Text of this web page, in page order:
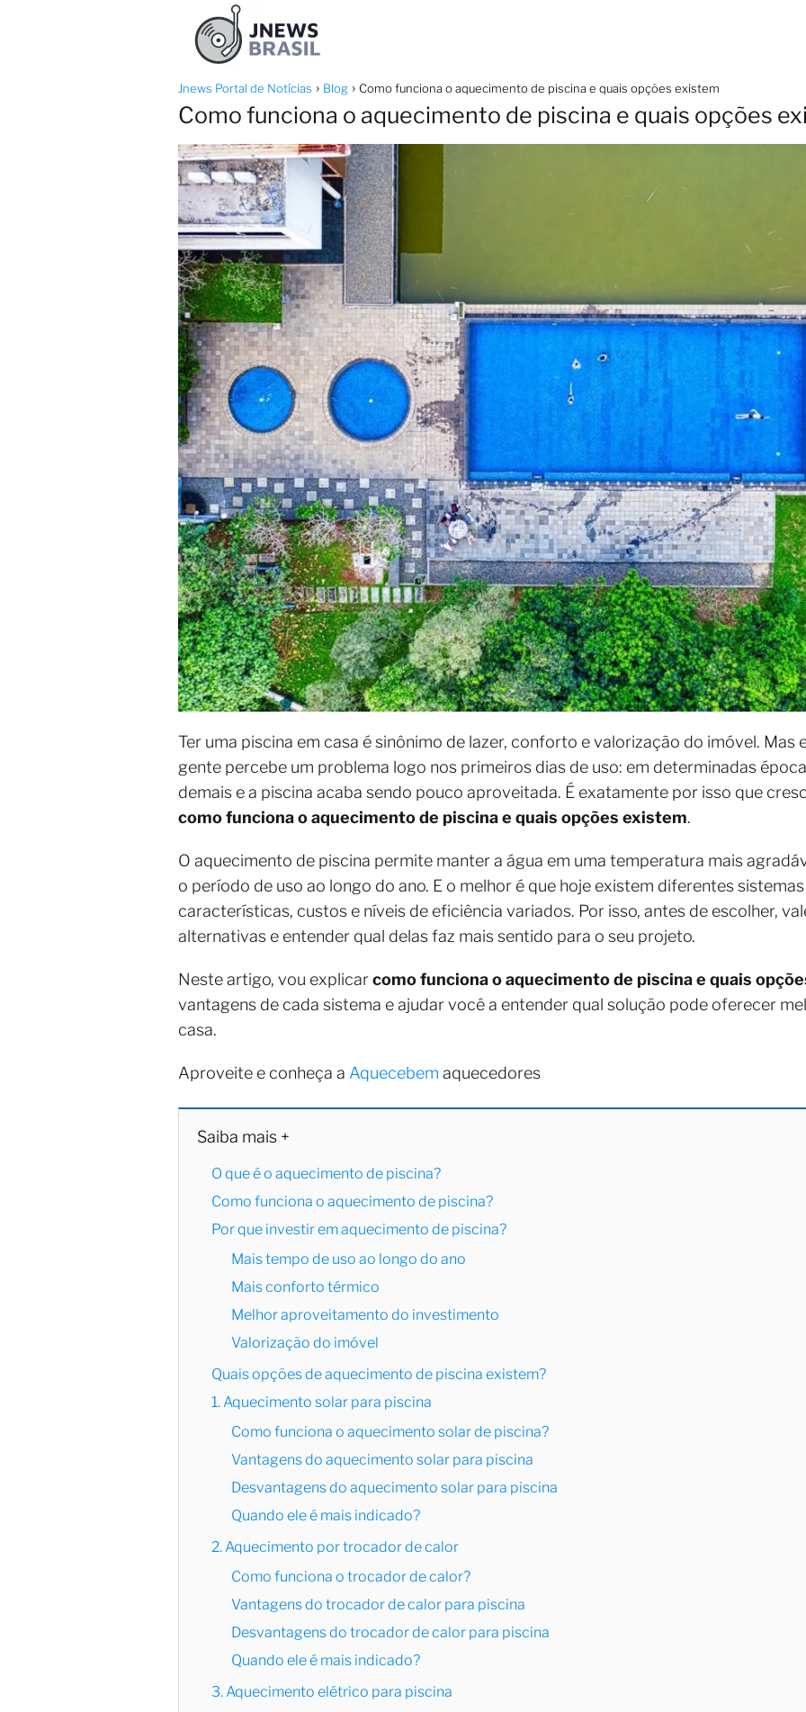
Jnews Portal de Notícias Blog Como funciona o aquecimento de piscina e quais opções existem
Como funciona o aquecimento de piscina e quais opções
Ter uma piscina em casa é sinônimo de lazer, conforto e valorização do imóvel. Mas
gente percebe um problema logo nos primeiros dias de uso: em determinadas
demais e a piscina acaba sendo pouco aproveitada. É exatamente por isso que
como funciona o aquecimento de piscina e quais opções existem.
O aquecimento de piscina permite manter a água em uma temperatura mais
o período de uso ao longo do ano. E o melhor é que hoje existem diferentes
características, custos e níveis de eficiência variados. Por isso, antes de escolher,
alternativas e entender qual delas faz mais sentido para o seu projeto.
Neste artigo, vou explicarcomo funciona o aquecimento de piscina e quais
vantagens de cada sistema e ajudar você a entender qual solução pode oferecer
casa.
Aproveite e conheça a Aquecebem aquecedores
Saiba mais +
O que é o aquecimento de piscina?
Como funciona o aquecimento de piscina?
Por que investir em aquecimento de piscina?
Mais tempo de uso ao longo do ano
Mais conforto térmico
Melhor aproveitamento do investimento
Valorização do imóvel
Quais opções de aquecimento de piscina existem?
1. Aquecimento solar para piscina
Como funciona o aquecimento solar de piscina?
Vantagens do aquecimento solar para piscina
Desvantagens do aquecimento solar para piscina
Quando ele é mais indicado?
2. Aquecimento por trocador de calor
Como funciona o trocador de calor?
Vantagens do trocador de calor para piscina
Desvantagens do trocador de calor para piscina
Quando ele é mais indicado?
3. Aquecimento elétrico para piscina